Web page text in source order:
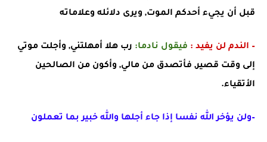
قبل أن يجيء أحدكم الموت, ويرى دلائله وعلاماته
– الندم لن يفيد : فيقول نادما: رب هلا أمهلتني, وأجلت موتي
إلى وقت قصير, فأتصدق من مالي, وأكون من الصالحين
الأتقياء.
–ولن يؤخر الله نفسا إذا جاء أجلها والله خبير بما تعملون